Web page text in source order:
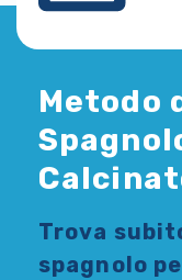
Metodo
Trova
spagnolo